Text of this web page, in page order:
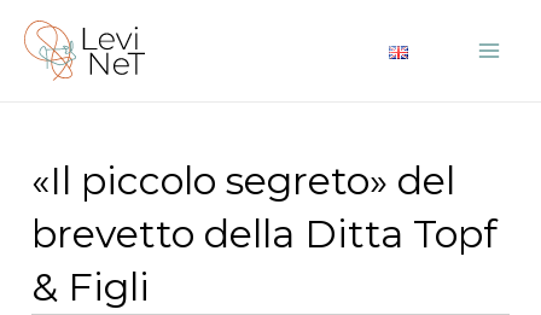
contenuto
«Il piccolo segreto» del
brevetto della Ditta Topf
& Figli